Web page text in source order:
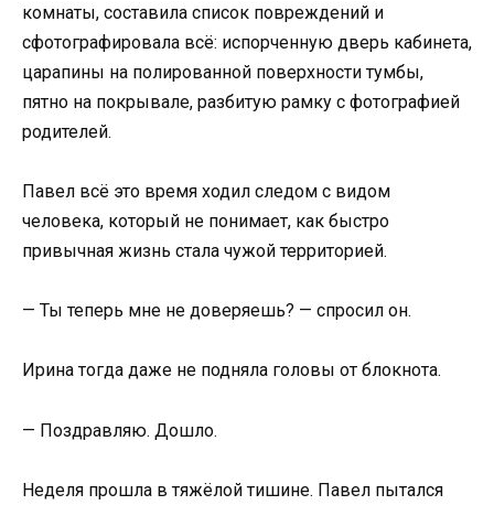
комнаты, составила список повреждений и
сфотографировала всё: испорченную дверь кабинета,
царапины на полированной поверхности тумбы,
пятно на покрывале, разбитую рамку с фотографией
родителей.
Павел всё это время ходил следом с видом
человека, который не понимает, как быстро
привычная жизнь стала чужой территорией.
— Ты теперь мне не доверяешь? — спросил он.
Ирина тогда даже не подняла головы от блокнота.
— Поздравляю. Дошло.
Неделя прошла в тяжёлой тишине. Павел пытался